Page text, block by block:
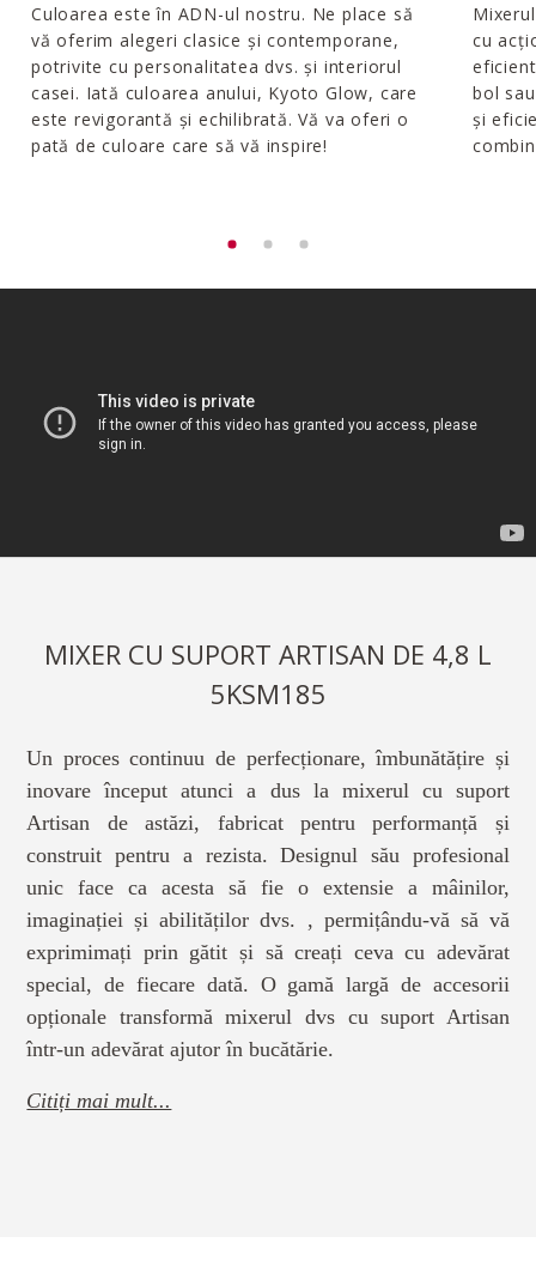
Culoarea este în ADN-ul nostru. Ne place să
vă oferim alegeri clasice și contemporane,
potrivite cu personalitatea dvs. și interiorul
casei. Iată culoarea anului, Kyoto Glow, care
este revigorantă și echilibrată. Vă va oferi o
pată de culoare care să vă inspire!
cu
bol
și
MIXER CU SUPORT ARTISAN DE 4,8 L
5KSM185
Un proces continuu de perfecționare, îmbunătățire și
inovare început atunci a dus la mixerul cu suport
Artisan de astăzi, fabricat pentru performanță și
construit pentru a rezista. Designul său profesional
unic face ca acesta să fie o extensie a mâinilor,
imaginației și abilităților dvs. , permițându-vă să vă
exprimimați prin gătit și să creați ceva cu adevărat
special, de fiecare dată. O gamă largă de accesorii
opționale transformă mixerul dvs cu suport Artisan
într-un adevărat ajutor în bucătărie.
Citiți mai mult...